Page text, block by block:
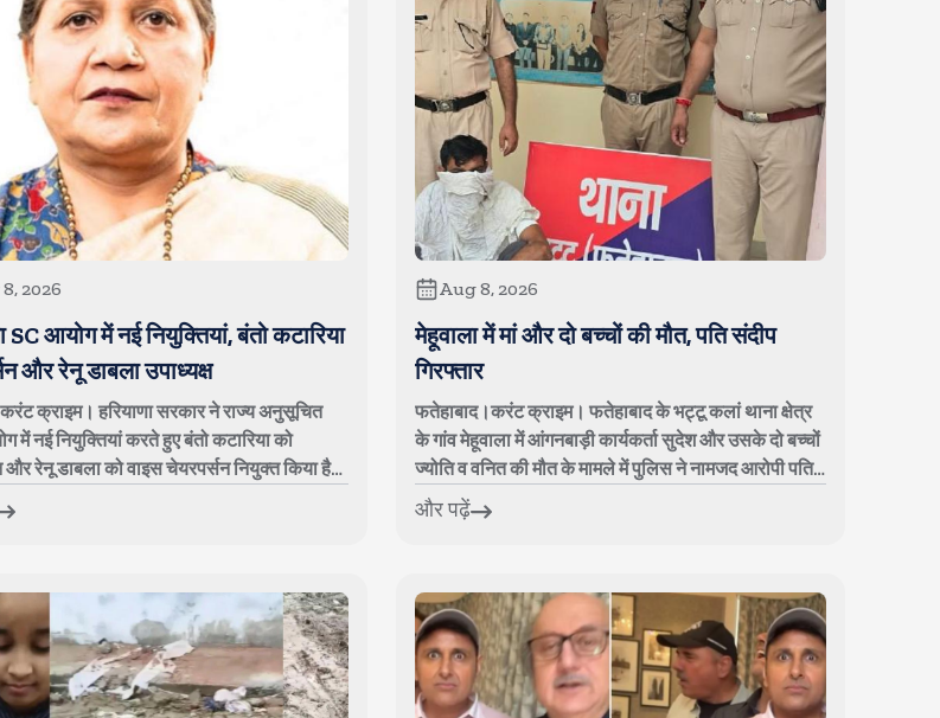
2026
SC आयोग में नई नियुक्तियां, बंतो कटारिया
और रेनू डाबला उपाध्यक्ष
क्राइम। हरियाणा सरकार ने राज्य अनुसूचित
में नई नियुक्तियां करते हुए बंतो कटारिया को
और रेनू डाबला को वाइस चेयरपर्सन नियुक्त किया है।
न्याय एवं अधिकारिता विभाग ...
Aug 8, 2026
मेहूवाला में मां और दो बच्चों की मौत, पति संदीप
गिरफ्तार
फतेहाबाद।करंट क्राइम। फतेहाबाद के भट्टू कलां थाना क्षेत्र
के गांव मेहूवाला में आंगनबाड़ी कार्यकर्ता सुदेश और उसके दो बच्चों
ज्योति व वनित की मौत के मामले में पुलिस ने नामजद आरोपी पति
संदीप उर्फ काला क...
और पढ़ें